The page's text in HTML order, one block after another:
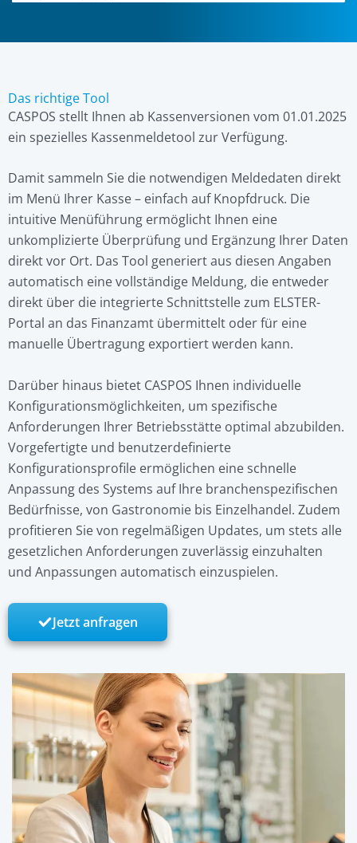
Das richtige Tool
CASPOS stellt Ihnen ab Kassenversionen vom 01.01.2025
ein spezielles Kassenmeldetool zur Verfügung.
Damit sammeln Sie die notwendigen Meldedaten direkt
im Menü Ihrer Kasse – einfach auf Knopfdruck. Die
intuitive Menüführung ermöglicht Ihnen eine
unkomplizierte Überprüfung und Ergänzung Ihrer Daten
direkt vor Ort. Das Tool generiert aus diesen Angaben
automatisch eine vollständige Meldung, die entweder
direkt über die integrierte Schnittstelle zum ELSTER-
Portal an das Finanzamt übermittelt oder für eine
manuelle Übertragung exportiert werden kann.
Darüber hinaus bietet CASPOS Ihnen individuelle
Konfigurationsmöglichkeiten, um spezifische
Anforderungen Ihrer Betriebsstätte optimal abzubilden.
Vorgefertigte und benutzerdefinierte
Konfigurationsprofile ermöglichen eine schnelle
Anpassung des Systems auf Ihre branchenspezifischen
Bedürfnisse, von Gastronomie bis Einzelhandel. Zudem
profitieren Sie von regelmäßigen Updates, um stets alle
gesetzlichen Anforderungen zuverlässig einzuhalten
und Anpassungen automatisch einzuspielen.
Jetzt anfragen